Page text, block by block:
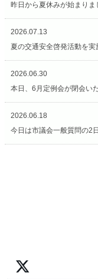
昨日から夏休みが始まりま
2026.07.13
夏の交通安全啓発活動を実
2026.06.30
本日、6月定例会が閉会い
2026.06.18
今日は市議会一般質問の2日